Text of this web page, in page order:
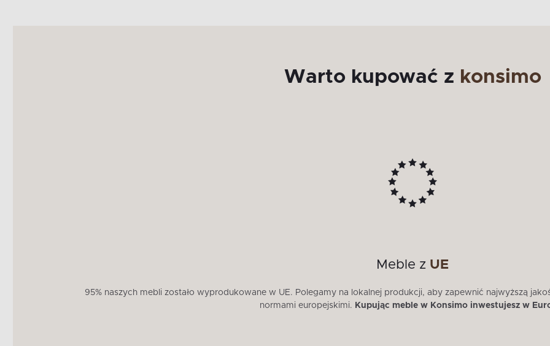
Warto kupować z konsimo
Meble z UE
95% naszych mebli zostało wyprodukowane w UE. Polegamy na lokalnej produkcji, aby zapewnić najwyższą
normami europejskimi.
Kupując meble w Konsimo inwestujesz w